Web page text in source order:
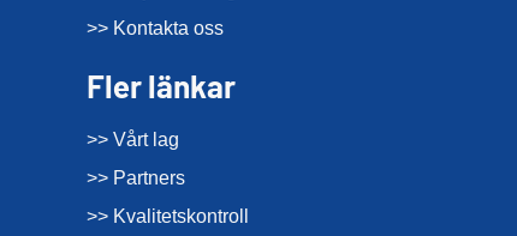
>> Kontakta oss
Fler länkar
>> Vårt lag
>> Partners
>> Kvalitetskontroll